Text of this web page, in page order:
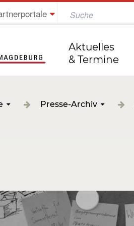
im Bistum katholisch.de
Aktuelles
& Termine
Presse-Archiv